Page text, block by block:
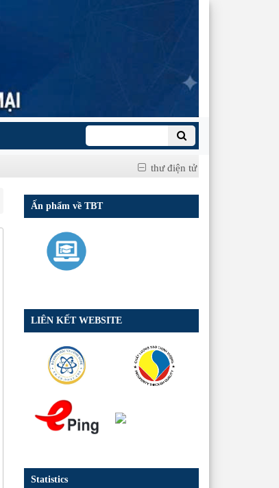
thư điện tử
Ấn phẩm về TBT
LIÊN KẾT WEBSITE
Statistics